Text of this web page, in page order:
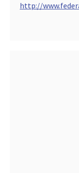
http://